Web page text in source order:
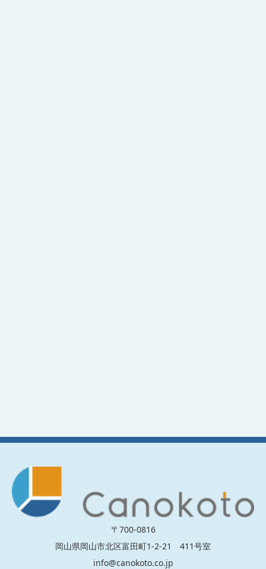
〒700-0816
岡山県岡山市北区富田町1-2-21 411号室
info@canokoto.co.jp